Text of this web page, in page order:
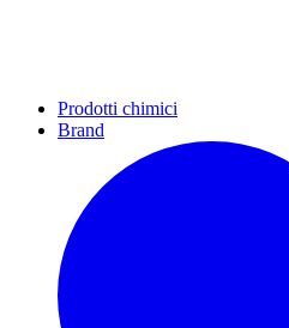
Prodotti chimici
Brand